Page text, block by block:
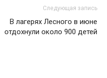
Следующая запись
В лагерях Лесного в июне
отдохнули около 900 детей